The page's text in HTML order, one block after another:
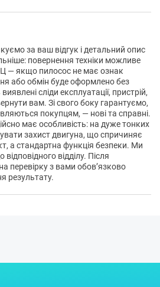
за ваш відгук і детальний опис
повернення техніки можливе
— якщо пилосос не має ознак
або обмін буде оформлено без
сліди експлуатації, пристрій,
вам. Зі свого боку гарантуємо,
покупцям, — нові та справні.
має особливість: на дуже тонких
захист двигуна, що спричиняє
а стандартна функція безпеки. Ми
відділу. Після
перевірку з вами обов’язково
результату.